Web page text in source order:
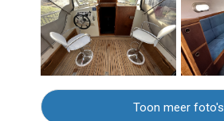
Toon meer foto's